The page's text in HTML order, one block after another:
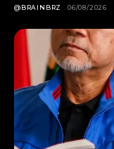
@BRAINBRZ 06/08/2026